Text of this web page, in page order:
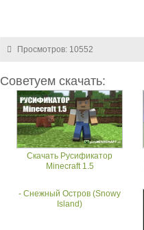
Просмотров: 10552
Советуем скачать:
Скачать Русификатор
Minecraft 1.5
- Снежный Остров (Snowy
Island)